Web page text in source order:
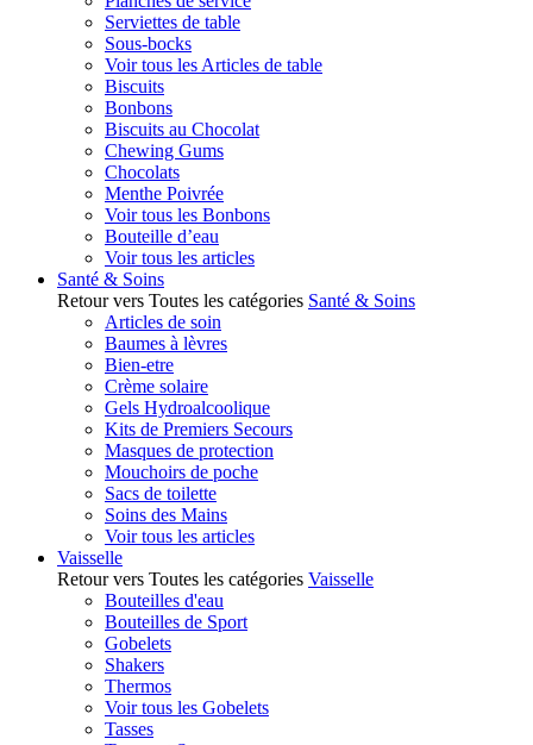
Serviettes de table
Sous-bocks
Voir tous les Articles de table
Biscuits
Bonbons
Biscuits au Chocolat
Chewing Gums
Chocolats
Menthe Poivrée
Voir tous les Bonbons
Bouteille d’eau
Voir tous les articles
Santé & Soins
Retour vers Toutes les catégories Santé & Soins
Articles de soin
Baumes à lèvres
Bien-etre
Crème solaire
Gels Hydroalcoolique
Kits de Premiers Secours
Masques de protection
Mouchoirs de poche
Sacs de toilette
Soins des Mains
Voir tous les articles
Vaisselle
Retour vers Toutes les catégories Vaisselle
Bouteilles d'eau
Bouteilles de Sport
Gobelets
Shakers
Thermos
Voir tous les Gobelets
Tasses